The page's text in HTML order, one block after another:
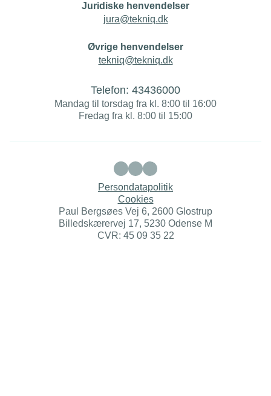
Juridiske henvendelser
jura@tekniq.dk
Øvrige henvendelser
tekniq@tekniq.dk
Telefon: 43436000
Mandag til torsdag fra kl. 8:00 til 16:00
Fredag fra kl. 8:00 til 15:00
Persondatapolitik
Cookies
Paul Bergsøes Vej 6, 2600 Glostrup
Billedskærervej 17, 5230 Odense M
CVR: 45 09 35 22